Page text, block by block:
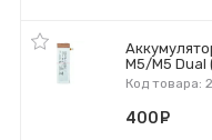
M5/M5
Код товара:
400